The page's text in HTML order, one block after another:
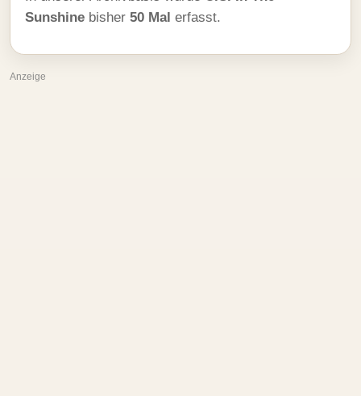
Sunshine bisher 50 Mal erfasst.
Anzeige